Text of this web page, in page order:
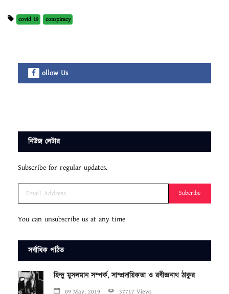
covid 19 conspiracy
ollow Us
নিউজ লেটার
Subscribe for regular updates.
Subcribe
You can unsubscribe us at any time
সর্বাধিক পঠিত
হিন্দু মুসলমান সম্পর্ক, সাম্প্রদায়িকতা ও রবীন্দ্রনাথ ঠাকুর
09 May, 2019 37717 Views